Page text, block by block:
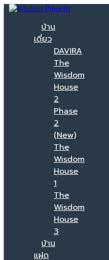
บ้าน
เดี่ยว
DAVIRA
The
Wisdom
House
2
Phase
2
(New)
The
Wisdom
House
1
The
Wisdom
House
3
บ้าน
แฝด